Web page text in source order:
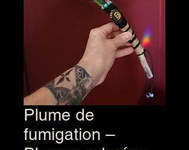
Plume de
fumigation –